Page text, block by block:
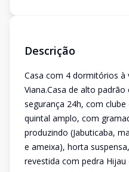
Descrição
Casa com 4 dormitórios à
Viana.Casa de alto
segurança 24h, com
quintal amplo, com
produzindo (Jabuticaba,
e ameixa), horta
revestida com pedra